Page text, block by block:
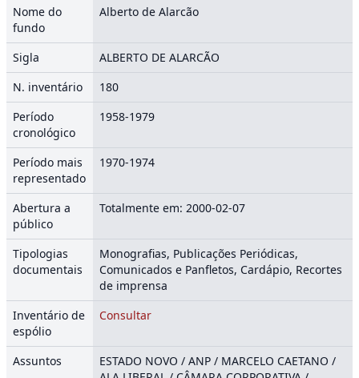
Nome do
fundo
Alberto de Alarcão
Sigla
ALBERTO DE ALARCÃO
N. inventário
180
Período
cronológico
1958-1979
Período mais
representado
1970-1974
Abertura a
público
Totalmente em: 2000-02-07
Tipologias
documentais
Monografias, Publicações Periódicas,
Comunicados e Panfletos, Cardápio, Recortes
de imprensa
Inventário de
espólio
Consultar
Assuntos
ESTADO NOVO / ANP / MARCELO CAETANO /